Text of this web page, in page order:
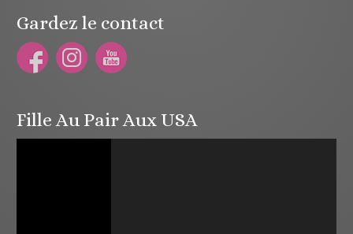
Gardez le contact
Fille Au Pair Aux USA